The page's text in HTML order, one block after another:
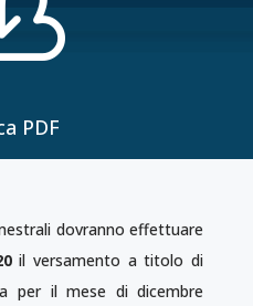
PDF
dovranno effettuare
il versamento a titolo di
per il mese di dicembre